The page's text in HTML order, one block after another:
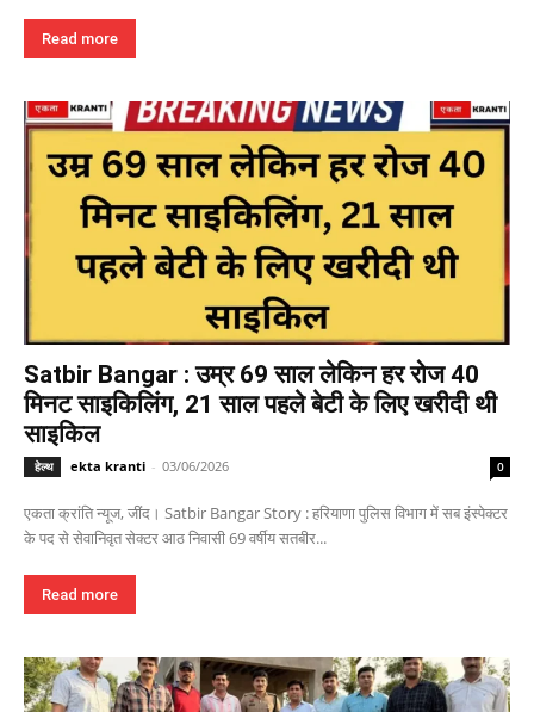
Read more
Satbir Bangar : उम्र 69 साल लेकिन हर रोज 40
मिनट साइकिलिंग, 21 साल पहले बेटी के लिए खरीदी थी
साइकिल
हेल्थ ekta kranti - 03/06/2026 0
एकता क्रांति न्यूज, जींद। Satbir Bangar Story : हरियाणा पुलिस विभाग में सब इंस्पेक्टर
के पद से सेवानिवृत सेक्टर आठ निवासी 69 वर्षीय सतबीर...
Read more